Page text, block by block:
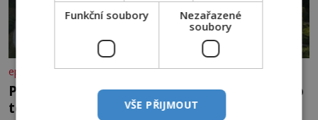
epochanacestach.cz
Poznejte údolí Desné: od Dlouhých strání po
termální prameny
Funkční soubory
Nezařazené
soubory
VŠE PŘIJMOUT